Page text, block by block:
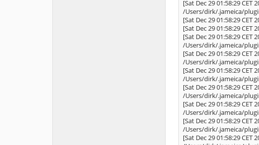
[Sat Dec 29 01:58:29
/Users/dirk/.jameica/
[Sat Dec 29 01:58:29
[Sat Dec 29 01:58:29
[Sat Dec 29 01:58:29
/Users/dirk/.jameica/
[Sat Dec 29 01:58:29
/Users/dirk/.jameica/
[Sat Dec 29 01:58:29
/Users/dirk/.jameica/
[Sat Dec 29 01:58:29
/Users/dirk/.jameica/
[Sat Dec 29 01:58:29
/Users/dirk/.jameica/
[Sat Dec 29 01:58:29
/Users/dirk/.jameica/
[Sat Dec 29 01:58:29